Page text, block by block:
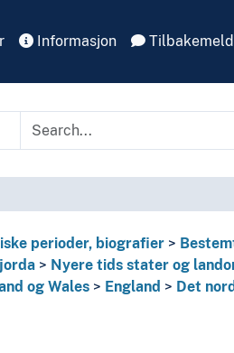
Informasjon
perioder, biografier
Nyere tids stater og
og Wales England
Det